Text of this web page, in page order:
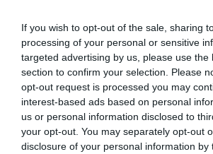
If you wish to opt-out of the sale, sharing
processing of your personal or sensitive
targeted advertising by us, please use the
section to confirm your selection. Please
opt-out request is processed you may
interest-based ads based on personal
us or personal information disclosed to
your opt-out. You may separately opt-out
disclosure of your personal information by